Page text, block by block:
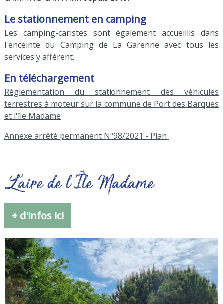
Le stationnement en camping
Les camping-caristes sont également accueillis dans
l'enceinte du Camping de La Garenne avec tous les
services y afférent.
En téléchargement
Réglementation du stationnement des véhicules
terrestres à moteur sur la commune de Port des Barques
et l'île Madame
Annexe arrêté permanent N°98/2021 - Plan
L'aire de l'Île Madame
+ d'infos ici